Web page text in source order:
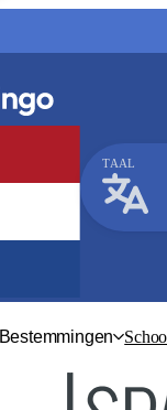
TAAL
Bestemmingen